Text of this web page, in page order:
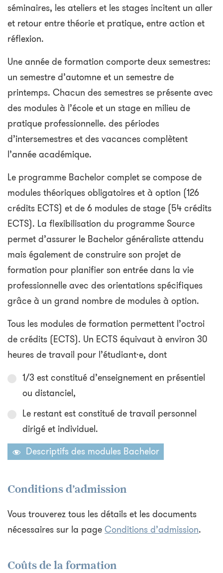
séminaires, les ateliers et les stages incitent un aller
et retour entre théorie et pratique, entre action et
réflexion.
Une année de formation comporte deux semestres:
un semestre d’automne et un semestre de
printemps. Chacun des semestres se présente avec
des modules à l’école et un stage en milieu de
pratique professionnelle. des périodes
d’intersemestres et des vacances complètent
l’année académique.
Le programme Bachelor complet se compose de
modules théoriques obligatoires et à option (126
crédits ECTS) et de 6 modules de stage (54 crédits
ECTS). La flexibilisation du programme Source
permet d’assurer le Bachelor généraliste attendu
mais également de construire son projet de
formation pour planifier son entrée dans la vie
professionnelle avec des orientations spécifiques
grâce à un grand nombre de modules à option.
Tous les modules de formation permettent l’octroi
de crédits (ECTS). Un ECTS équivaut à environ 30
heures de travail pour l’étudiant·e, dont
1/3 est constitué d’enseignement en présentiel
ou distanciel,
Le restant est constitué de travail personnel
dirigé et individuel.
Descriptifs des modules Bachelor
Conditions d’admission
Vous trouverez tous les détails et les documents
nécessaires sur la pageConditions d’admission.
Coûts de la formation